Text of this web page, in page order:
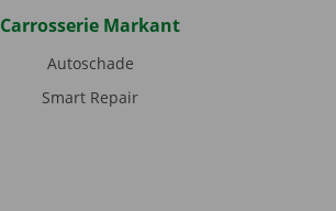
Carrosserie Markant
Autoschade
Smart Repair